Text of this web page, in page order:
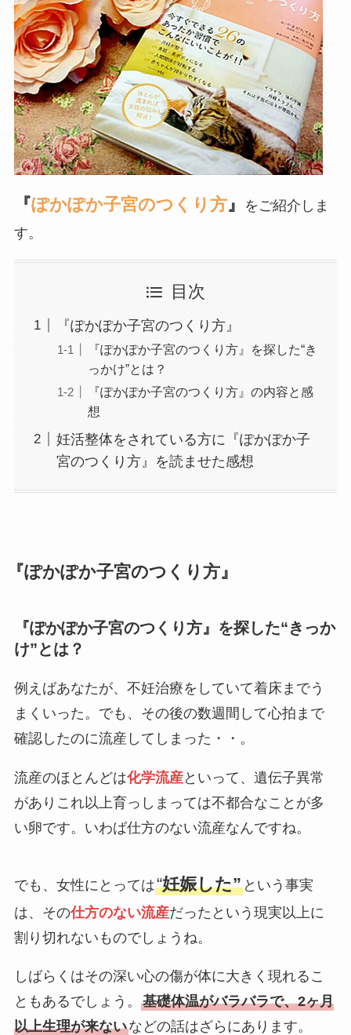
『ぽかぽか子宮のつくり方』
をご紹介しま
す。
目次
『ぽかぽか子宮のつくり方』
『ぽかぽか子宮のつくり方』を探した“き
っかけ”とは？
『ぽかぽか子宮のつくり方』の内容と感
想
妊活整体をされている方に『ぽかぽか子
宮のつくり方』を読ませた感想
『ぽかぽか子宮のつくり方』
『ぽかぽか子宮のつくり方』を探した“きっか
け”とは？
例えばあなたが、不妊治療をしていて着床までう
まくいった。でも、その後の数週間して心拍まで
確認したのに流産してしまった・・。
流産のほとんどは化学流産といって、遺伝子異常
がありこれ以上育っしまっては不都合なことが多
い卵です。いわば仕方のない流産なんですね。
でも、女性にとっては“妊娠した”という事実
は、その仕方のない流産だったという現実以上に
割り切れないものでしょうね。
しばらくはその深い心の傷が体に大きく現れるこ
ともあるでしょう。 基礎体温がバラバラで、2ヶ月
以上生理が来ないなどの話はざらにあります。